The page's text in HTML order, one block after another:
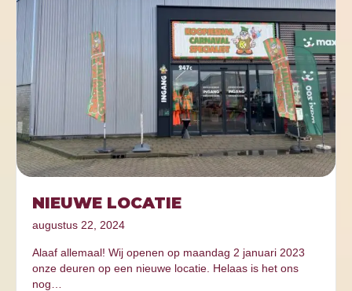
NIEUWE LOCATIE
augustus 22, 2024
Alaaf allemaal! Wij openen op maandag 2 januari 2023
onze deuren op een nieuwe locatie. Helaas is het ons
nog…